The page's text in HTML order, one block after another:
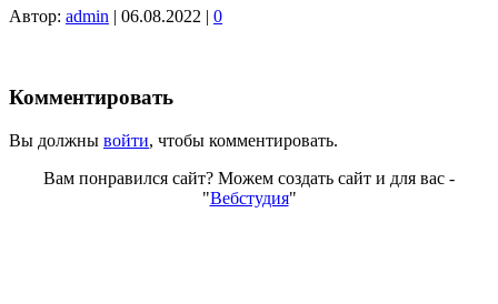
Автор: admin | 06.08.2022 | 0
Комментировать
Вы должны войти, чтобы комментировать.
Вам понравился сайт? Можем создать сайт и для вас -
"Вебстудия"